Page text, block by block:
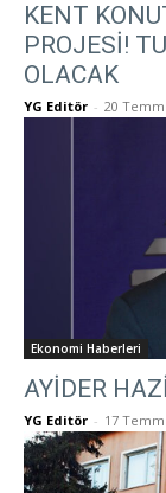
KENT
PROJESİ!
OLACAK
YG Editör - 20
Ekonomi Haberleri
AYİDER
YG Editör - 17